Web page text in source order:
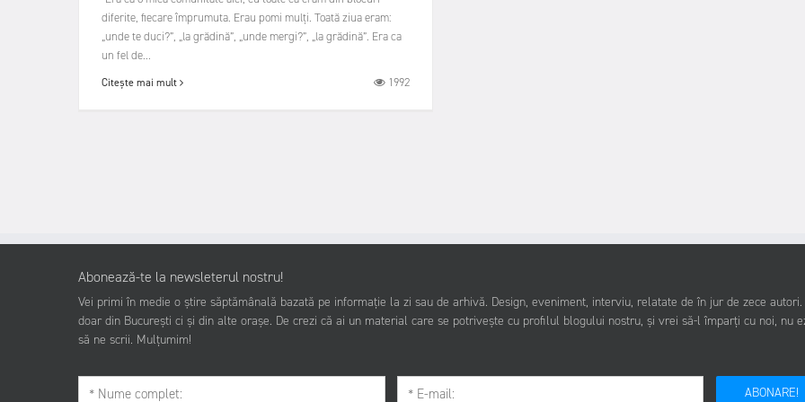
diferite, fiecare împrumuta. Erau pomi mulți. Toată ziua eram:
„unde te duci?”, „la grădină”, „unde mergi?”, „la grădină”. Era ca
un fel de...
Citește mai mult 1992
Abonează-te la newsleterul nostru!
Vei primi în medie o știre săptămânală bazată pe informație la zi sau de arhivă. Design, eveniment, interviu, relatate de în jur de zece
doar din București ci și din alte orașe. De crezi că ai un material care se potrivește cu profilul blogului nostru, și vrei să-l împarți cu noi, nu
să ne scrii. Mulțumim!
ABONARE!